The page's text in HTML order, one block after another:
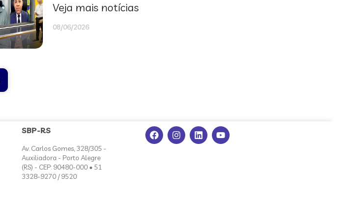
Veja mais notícias
08/06/2026
SBP-RS
Av. Carlos Gomes, 328/305 -
Auxiliadora - Porto Alegre
(RS) - CEP: 90480-000 • 51
3328-9270 / 9520